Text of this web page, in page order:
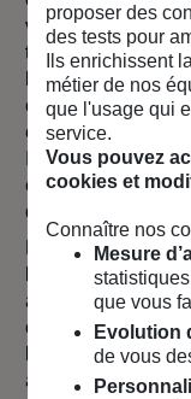
vouloir s'engager
transition
l’association
conscience plus
étudiants sur le
Ingénieur.e.s
étudiants la
d'ingénieur.
Leur envie
leur dernière
avec une passion
concevoir des
lectures et leurs
aspirations.
proposer des
des tests pour
Ils enrichissent
métier de nos
que l'usage qui
service.
Vous pouvez
cookies et
Connaître nos
Mesure
que vous
Evolution
de vous